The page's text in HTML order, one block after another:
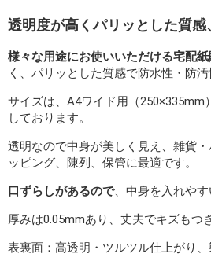
透明度が高くパリッとした質
様々な用途にお使いいただける宅配
く、パリッとした質感で防水性・防汚
サイズは、A4ワイド用（
しております。
透明なので中身が美しく見え、雑貨
ッピング、陳列、保管に最適です。
口ずらしがあるので、中身を入れやす
厚みは0.05mmあり、丈夫でキズもつ
表裏面：高透明・ツルツル仕上がり